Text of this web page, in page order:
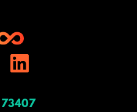
73407